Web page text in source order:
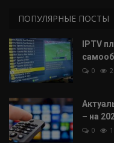
ПОПУЛЯРНЫЕ ПОСТЫ
IPTV
0
– на
0